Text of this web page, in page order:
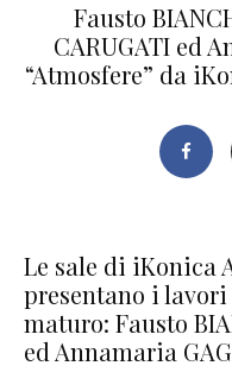
Fausto
CARUGATI ed
“Atmosfere” da
Le sale di iKonica
presentano i
maturo: Fausto
ed Annamaria